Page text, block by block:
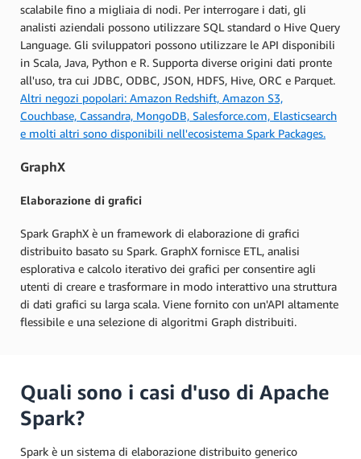
scalabile fino a migliaia di nodi. Per interrogare i dati, gli
analisti aziendali possono utilizzare SQL standard o Hive Query
Language. Gli sviluppatori possono utilizzare le API disponibili
in Scala, Java, Python e R. Supporta diverse origini dati pronte
all'uso, tra cui JDBC, ODBC, JSON, HDFS, Hive, ORC e Parquet.
Altri negozi popolari: Amazon Redshift, Amazon S3,
Couchbase, Cassandra, MongoDB, Salesforce.com, Elasticsearch
e molti altri sono disponibili nell'ecosistema Spark Packages.
GraphX
Elaborazione di grafici
Spark GraphX è un framework di elaborazione di grafici
distribuito basato su Spark. GraphX fornisce ETL, analisi
esplorativa e calcolo iterativo dei grafici per consentire agli
utenti di creare e trasformare in modo interattivo una struttura
di dati grafici su larga scala. Viene fornito con un'API altamente
flessibile e una selezione di algoritmi Graph distribuiti.
Quali sono i casi d'uso di Apache
Spark?
Spark è un sistema di elaborazione distribuito generico